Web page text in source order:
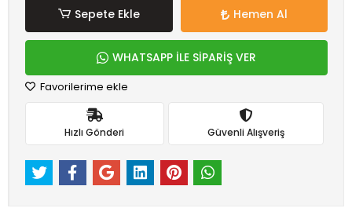
Sepete Ekle Hemen Al
WHATSAPP İLE SİPARİŞ VER
Favorilerime ekle
Hızlı Gönderi Güvenli Alışveriş